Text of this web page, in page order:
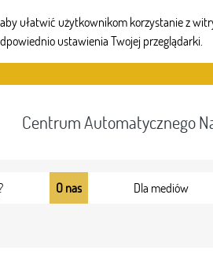
ułatwić użytkownikom korzystanie z
ustawienia Twojej przeglądarki.
Centrum Automatycznego
O nas Dla mediów